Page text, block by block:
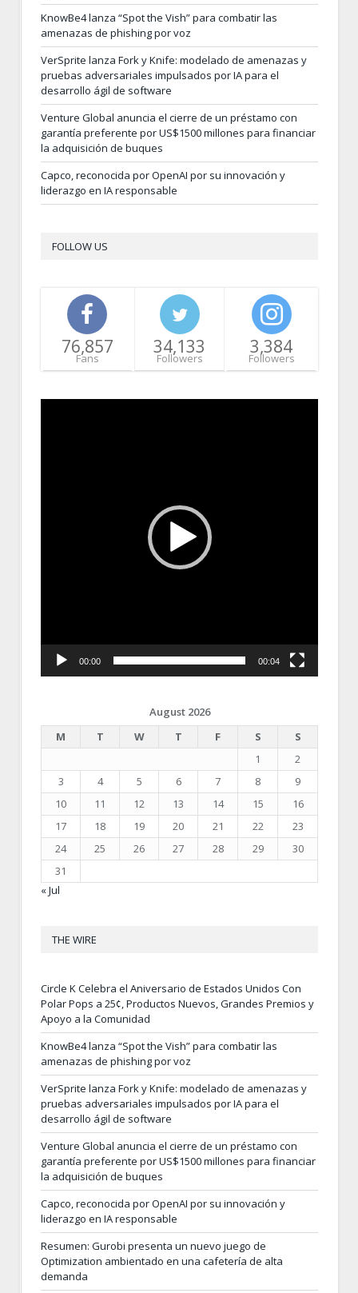
KnowBe4 lanza “Spot the Vish” para combatir las
amenazas de phishing por voz
VerSprite lanza Fork y Knife: modelado de amenazas y
pruebas adversariales impulsados por IA para el
desarrollo ágil de software
Venture Global anuncia el cierre de un préstamo con
garantía preferente por US$1500 millones para financiar
la adquisición de buques
Capco, reconocida por OpenAI por su innovación y
liderazgo en IA responsable
FOLLOW US
76,857
Fans
34,133
Followers
3,384
Followers
00:00 00:04
August 2026
M
T W T F S
S
1
2
3
4 5 6 7 8
9
10
11 12 13 14 15
16
17
18 19 20 21 22
23
24
25 26 27 28 29
30
31
« Jul
THE WIRE
Circle K Celebra el Aniversario de Estados Unidos Con
Polar Pops a 25¢, Productos Nuevos, Grandes Premios y
Apoyo a la Comunidad
KnowBe4 lanza “Spot the Vish” para combatir las
amenazas de phishing por voz
VerSprite lanza Fork y Knife: modelado de amenazas y
pruebas adversariales impulsados por IA para el
desarrollo ágil de software
Venture Global anuncia el cierre de un préstamo con
garantía preferente por US$1500 millones para financiar
la adquisición de buques
Capco, reconocida por OpenAI por su innovación y
liderazgo en IA responsable
Resumen: Gurobi presenta un nuevo juego de
Optimization ambientado en una cafetería de alta
demanda